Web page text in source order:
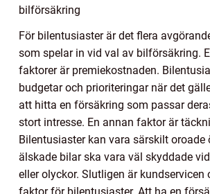
bilförsäkring
För bilentusiaster är det flera
som spelar in vid val av bilförsäkring.
faktorer är premiekostnaden.
budgetar och prioriteringar när det
att hitta en försäkring som passar
stort intresse. En annan faktor är
Bilentusiaster kan vara särskilt oroade
älskade bilar ska vara väl skyddade
eller olyckor. Slutligen är kundservicen